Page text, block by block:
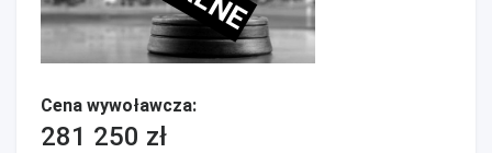
Cena wywoławcza:
281 250 zł